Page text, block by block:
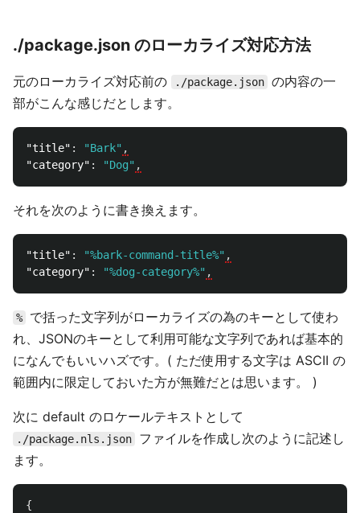
./package.json のローカライズ対応方法
元のローカライズ対応前の ./package.json の内容の一
部がこんな感じだとします。
"title" : "Bark" ,
"category" : "Dog" ,
それを次のように書き換えます。
"title" : "%bark-command-title%" ,
"category" : "%dog-category%" ,
%
で括った文字列がローカライズの為のキーとして使わ
れ、JSONのキーとして利用可能な文字列であれば基本的
になんでもいいハズです。( ただ使用する文字は ASCII の
範囲内に限定しておいた方が無難だとは思います。 )
次に default のロケールテキストとして
./package.nls.json
ファイルを作成し次のように記述し
ます。
{